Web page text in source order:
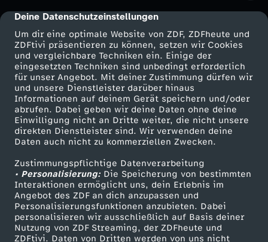
cmp-dialog-description
Deine Datenschutzeinstellungen
Um dir eine optimale Website von ZDF, ZDFheute und
ZDFtivi präsentieren zu können, setzen wir Cookies
und vergleichbare Techniken ein. Einige der
eingesetzten Techniken sind unbedingt erforderlich
für unser Angebot. Mit deiner Zustimmung dürfen wir
und unsere Dienstleister darüber hinaus
Informationen auf deinem Gerät speichern und/oder
abrufen. Dabei geben wir deine Daten ohne deine
Einwilligung nicht an Dritte weiter, die nicht unsere
direkten Dienstleister sind. Wir verwenden deine
Daten auch nicht zu kommerziellen Zwecken.
Zustimmungspflichtige Datenverarbeitung
• Personalisierung:Die Speicherung von bestimmten
Interaktionen ermöglicht uns, dein Erlebnis im
Angebot des ZDF an dich anzupassen und
Personalisierungsfunktionen anzubieten. Dabei
personalisieren wir ausschließlich auf Basis deiner
Nutzung von ZDF Streaming, der ZDFheute und
ZDFtivi. Daten von Dritten werden von uns nicht
g
:
F
r
a
u
e
n
Mehr ZDF
ZDF-Apps
Smart TV
ZDFtext
Livestreams
Sendungen A-Z
TV-Programm
Service
ZDFmitreden
Kontakt zum ZDF
Tickets
Zuschauerservice
Hilfe